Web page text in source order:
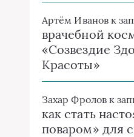
Артём Ивановк
врачебной
«Созвездие
Красоты»
Захар Фроловк
как стать
поваром» для